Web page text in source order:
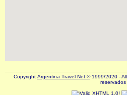
Copyright Argentina Travel Net ®1999/2020 - All
reservados